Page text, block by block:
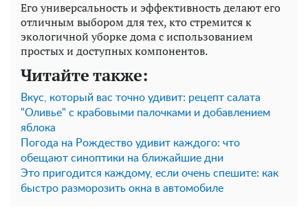
Его универсальность и эффективность делают его
отличным выбором для тех, кто стремится к
экологичной уборке дома с использованием
простых и доступных компонентов.
Читайте также:
Вкус, который вас точно удивит: рецепт салата
"Оливье" с крабовыми палочками и добавлением
яблока
Погода на Рождество удивит каждого: что
обещают синоптики на ближайшие дни
Это пригодится каждому, если очень спешите: как
быстро разморозить окна в автомобиле